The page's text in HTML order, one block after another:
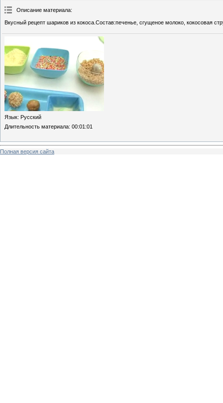
Описание материала:
Вкусный рецепт шариков из кокоса.Состав:печенье, сгущеное молоко, кокосовая
Язык: Русский
Длительность материала: 00:01:01
Полная версия сайта